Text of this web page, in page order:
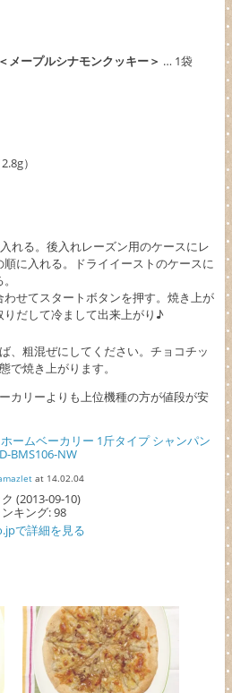
メープルシナモンクッキー＞ … 1袋
）
れる。後入れレーズン用のケースにレ
に入れる。ドライイーストのケースに
せてスタートボタンを押す。焼き上が
りだして冷まして出来上がり♪
、粗混ぜにしてください。チョコチッ
で焼き上がります。
カリーよりも上位機種の方が値段が安
ームベーカリー 1斤タイプ シャンパン
BMS106-NW
at 14.02.04
(2013-09-10)
キング: 98
で詳細を見る